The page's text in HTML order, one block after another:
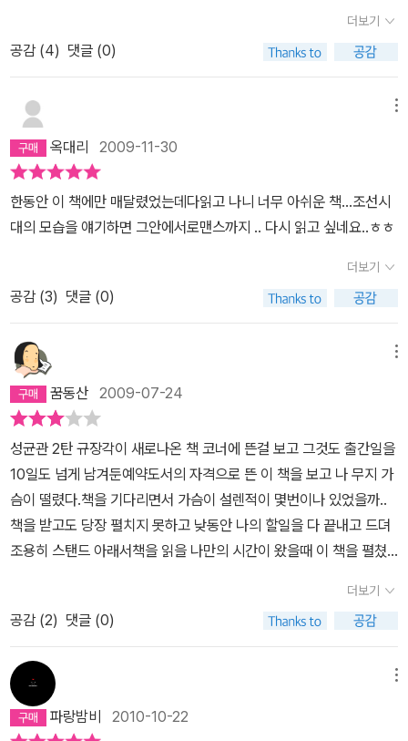
직접 버선발로 길안내도 하고 담을 넘어야 하는 재신에게 어깨도 빌
려준다. 그러나 그런 그도 윤희를 보는 속내가 곱지 않다. 여인을 믿지
못하는 본심이 안타깝지만, 그것이 주인공 윤희를 향한 것이라고 생
각하니 안타깝다. 결국엔 왕조차도 그녀의 진가를 인정하고 말리라는
새 나는 거름더미 곁에서 백성을 생각하며 묵묵히 밥을 먹자고 얘기
하는 선준의 마음가짐도 좋고, 아무리 긴박한 상황이라도 제가 대신
위험해지겠다고는 결코 말하지 않는 구용하의 캐릭터도 한결같아서
좋다. 약삭빠른 인물이지만 그 빠르게 돌아가는 머리를 제때에 활용
할 줄 아는 것도 반갑다. 모두가 자신의 성격을 잘 살려서 매력을 두배
로 발산시키고 있다.직접적으로 내세우진 않았지만 은연중 문체반정
이 아니다. 이야깃거리가 많은 시대 배경이지만 주인공들로 인해 그
시대가 더 빛나 보인다.자, 다음 편에서는 홍벽서를 까무러치게 만든
청벽서의 활약을 좀 더 지켜봐야겠다. 어떤 인물일지 몹시 궁금하다.
소문으로는 청나라 사신 이야기를 쓰고 있다던데 정말인지 모르겠다.
이번 이야기에서 청 사신이 4인방에게 몹시 호감을 가져버렸으니 청
나라 사신으로 간다고 해도 이야기에 전혀 무리가 없겠다. 이래저래
기대가 크다.
금의 말을 잠깐 빌려보겠다.아니, 임금과 같은 마음이리라.'향안랑 4
인방! 너희들이 보고 싶을 것이다.'
는 것이 쉽 않을지도 모르는 일이다..선준의그 엄격하고 간깐하기로
소문난 아버지의 마음을 서서히 무너뜨리고 결국자신의 편으로 이끌
사람의 마음을 담았다고 한다면 과장된 표현일지는 모르지만 그사람
의 성격을 분명히 일부 가지고 있는 것은 분명한 듯하다. 어느 책은 조
선의 글씨들을 분석한 자료를 바탕으로출간 되었다고 한다. 올곧고
정의로웠던 선조들의 글씨...나라를 팔아 넘긴자들이 남긴 글씨...등등
을 면밀히 분석하여글씨의 주인들을 상대로 성격과 심리등을 분석했
보다. 그러지 않고서야 그토록 완고하며 체통과 가문을 중시하던 노
론의 수장격이던 가랑의 아버지가 정적이었던 남인의 여식을 며느리
로 받아들이기로 한 것을 보면 말이다.'성균관 각신들의 나날'에서는
주인공인 4인방들의 각신으로서의 파란 만장한 생활을 중심으로 그
리고 있다. 하지만 김윤식의 필체는 매우 중요한 소설의 진행 라인이
자 소설의 갈등을 서서히반전시켜 나가는 핵심적인 소재이다.이 책을
읽는 대다수의 독자들 중에는 학생의 신분으로 있는 경우가 많다는
이야기를 들었다. 드라마가 나오기도 전에 이미 이 소설을 읽지 않은
중학생이 거의 없다는 아이들의 말을 들은 적이 있다. 이 소설을 읽는
중학생들에게 김윤식이 선준 아버지의 마음을 들려놓는 결정적인 모
티브라는 점을 강조해주고 싶다. 글씨를 잘 쓰라는 말은 아니다. 비록
잘쓰는 글씨는 아닐지라도스스로 쓸 수있는 자신의 글씨에 정성을 담
될 것이라는 점을 조언하고 싶을 뿐이다.드라마에서도 김윤식의 글씨
를 자주 보여주었으면 하는 바램이지만 아직 그런 기미가 보이지 않
는다. 김윤식의 글씨를 부각시키는 장면이 나와주었으면 하는 바램은
드라마를 보는 학생들에게 글씨를 잘 쓰라고 백마디 하는 것 보다 휄
씬 더 효과적이라고 보기 때문이다. 제발 그래주기를...마음은 말로전
하는 방법도 있겠지만 진지하고도 정성이 담긴 글씨야 말로 말보다
더보기
공감 (4) 댓글 (0)
옥대리 2009-11-30
한동안 이 책에만 매달렸었는데다읽고 나니 너무 아쉬운 책...조선시
대의 모습을 얘기하면 그안에서로맨스까지 .. 다시 읽고 싶네요..ㅎㅎ
더보기
공감 (3) 댓글 (0)
꿈동산 2009-07-24
성균관 2탄 규장각이 새로나온 책 코너에 뜬걸 보고 그것도 출간일을
10일도 넘게 남겨둔예약도서의 자격으로 뜬 이 책을 보고 나 무지 가
슴이 떨렸다.책을 기다리면서 가슴이 설렌적이 몇번이나 있었을까..
책을 받고도 당장 펼치지 못하고 낮동안 나의 할일을 다 끝내고 드뎌
조용히 스탠드 아래서책을 읽을 나만의 시간이 왔을때 이 책을 펼쳤
했고,재신과 용하가 나올때는 12시가 넘은 시간임에도 낄낄거리며 웃
었다.근데..이 놈 봐라..1권이 끝나고 2권으로 넘어갈수록 이 놈의 정
체가 불투명하다.정조임금의 규장각에 대한 사랑, 젊은 인재를 아끼
는 모습.또 이 4인방들의 좌충우돌 생활 에피소드들이 참 재미있으
나...이것봐라..이건 로맨스 소설임에도 불구하고, 로맨스가 별로 없
다. 헉!!!마치 소고기맛을 내주지만 소고기가 코딱지 만큼 들어있는 다
더보기
공감 (2) 댓글 (0)
파랑밤비 2010-10-22